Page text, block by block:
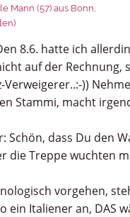
Mann (57) aus Bonn,
8.6. hatte ich
auf der Rechnung,
Verweigerer..:-))
Stammi, macht
Schön, dass Du den
die Treppe wuchten
vorgehen,
ein Italiener an, DAS